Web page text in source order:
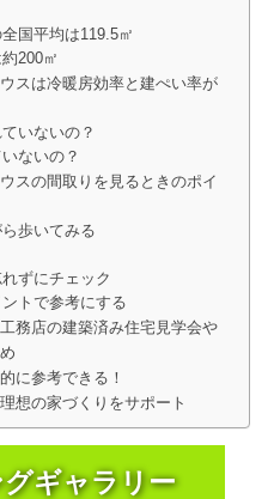
国平均は119.5㎡
200㎡
スは冷暖房効率と建ぺい率が
いないの？
ないの？
スの間取りを見るときのポイ
歩いてみる
ずにチェック
トで参考にする
務店の建築済み住宅見学会や
に参考できる！
想の家づくりをサポート
ギャラリー